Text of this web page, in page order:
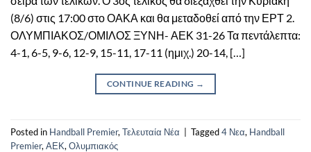
(8/6) στις 17:00 στο ΟΑΚΑ και θα μεταδοθεί από την ΕΡΤ 2.
ΟΛΥΜΠΙΑΚΟΣ/ΟΜΙΛΟΣ ΞΥΝΗ- ΑΕΚ 31-26 Τα πεντάλεπτα:
4-1, 6-5, 9-6, 12-9, 15-11, 17-11 (ημιχ.) 20-14, […]
CONTINUE READING →
Posted in Handball Premier, Τελευταία Νέα Tagged4 Νεα, Handball
Premier, ΑΕΚ, Ολυμπιακός